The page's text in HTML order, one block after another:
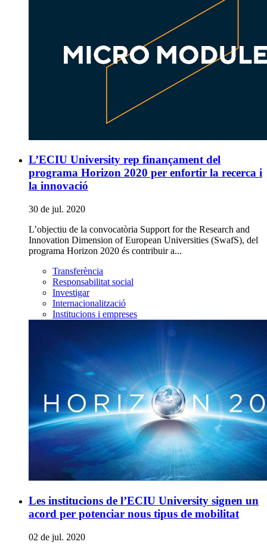
L’ECIU University rep finançament del
programa Horizon 2020 per enfortir la recerca i
la innovació
30 de jul. 2020
L’objectiu de la convocatòria Support for the Research and
Innovation Dimension of European Universities (SwafS), del
programa Horizon 2020 és contribuir a...
Transferència
Responsabilitat social
Investigar
Internacionalització
Institucions i empreses
Les institucions de l’ECIU University signen un
acord per potenciar nous tipus de mobilitat
02 de jul. 2020